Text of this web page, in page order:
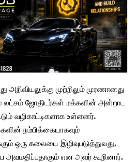
அறிவியலுக்கு முற்றிலும் முரணானது
லட்சம் ஜோதிடர்கள் மக்களின் அன்றாட
வழிகாட்டிகளாக உள்ளனர்.
நம்பிக்கையாகவும்
ஒரு கலையை இழிவுபடுத்துவது,
அவமதிப்பதாகும் என அவர் கூறினார்.